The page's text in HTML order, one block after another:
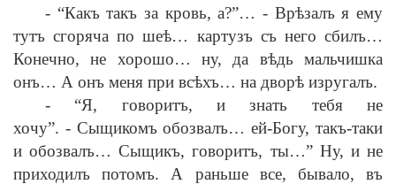
- “Какъ такъ за кровь, а?”… - Врѣзалъ я ему
тутъ сгоряча по шеѣ… картузъ съ него сбилъ…
Конечно, не хорошо… ну, да вѣдь мальчишка
онъ… А онъ меня при всѣхъ… на дворѣ изругалъ.
- “Я, говоритъ, и знать тебя не
хочу”. -Сыщикомъ обозвалъ… ей-Богу, такъ-таки
и обозвалъ… Сыщикъ, говоритъ, ты…” Ну, и не
приходилъ потомъ. А раньше все, бывало, въ